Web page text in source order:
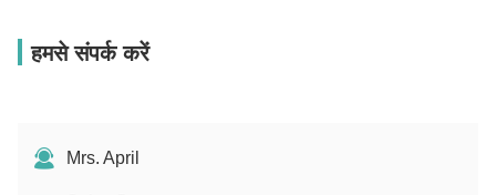
हमसे संपर्क करें
Mrs. April